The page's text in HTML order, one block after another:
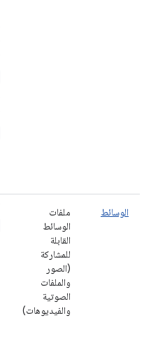
الوسائط
ملفات
الوسائط
القابلة
للمشاركة
(الصور
والملفات
الصوتية
والفيديوهات)